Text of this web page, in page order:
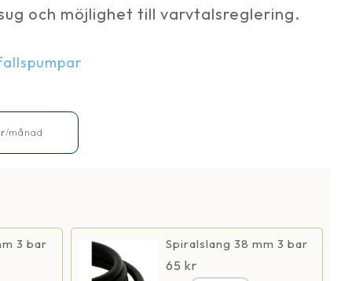
och möjlighet till varvtalsreglering.
/månad
3 bar Spiralslang 38 mm 3 bar
65 kr